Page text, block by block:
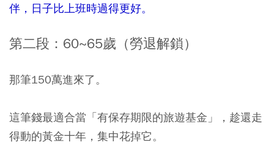
伴，日子比上班時過得更好。
第二段：60~65歲（勞退解鎖）
那筆150萬進來了。
這筆錢最適合當「有保存期限的旅遊基金」，趁還走
得動的黃金十年，集中花掉它。